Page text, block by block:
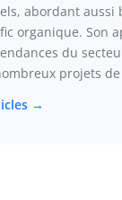
abordant aussi
organique. Son
du
projets
→